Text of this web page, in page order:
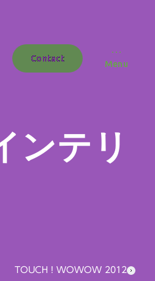
Contact
Menu
ンテリ
TOUCH！WOWOW 2012